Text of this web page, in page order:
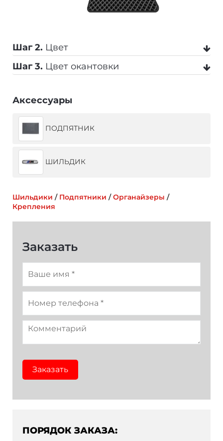
Шаг 2. Цвет
Коричневый Темно-синий
Фиолетовый
Шаг 3. Цвет окантовки
Бежевый
Аксессуары
ПОДПЯТНИК
ШИЛЬДИК
Шильдики / Подпятники /Органайзеры /
Крепления
Заказать
Заказать
ПОРЯДОК ЗАКАЗА: